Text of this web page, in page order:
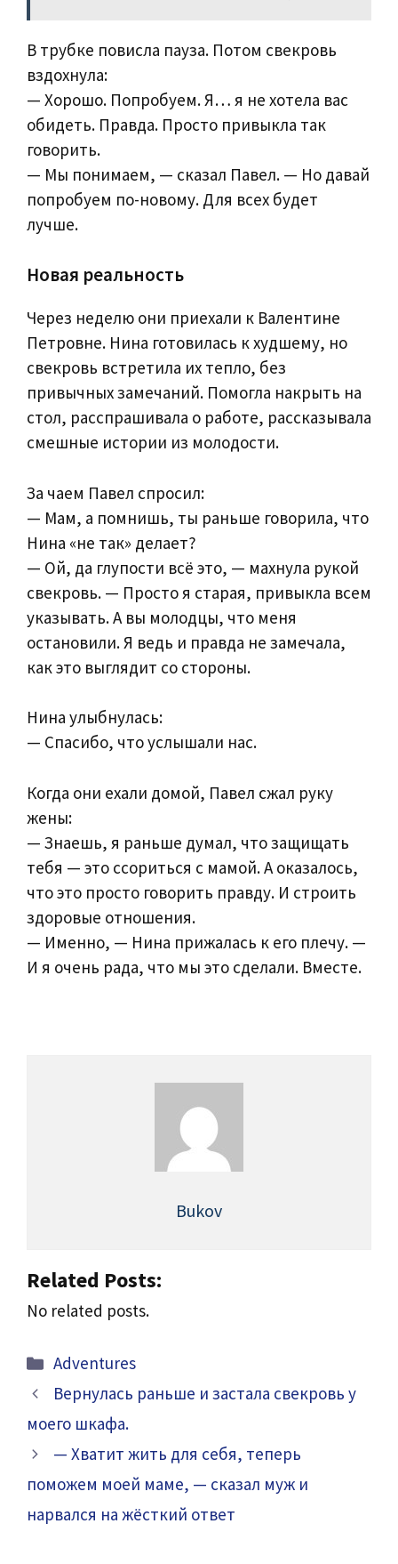
В трубке повисла пауза. Потом свекровь
вздохнула:
— Хорошо. Попробуем. Я… я не хотела вас
обидеть. Правда. Просто привыкла так
говорить.
— Мы понимаем, — сказал Павел. — Но давай
попробуем по-новому. Для всех будет
лучше.
Новая реальность
Через неделю они приехали к Валентине
Петровне. Нина готовилась к худшему, но
свекровь встретила их тепло, без
привычных замечаний. Помогла накрыть на
стол, расспрашивала о работе, рассказывала
смешные истории из молодости.
За чаем Павел спросил:
— Мам, а помнишь, ты раньше говорила, что
Нина «не так» делает?
— Ой, да глупости всё это, — махнула рукой
свекровь. — Просто я старая, привыкла всем
указывать. А вы молодцы, что меня
остановили. Я ведь и правда не замечала,
как это выглядит со стороны.
Нина улыбнулась:
— Спасибо, что услышали нас.
Когда они ехали домой, Павел сжал руку
жены:
— Знаешь, я раньше думал, что защищать
тебя — это ссориться с мамой. А оказалось,
что это просто говорить правду. И строить
здоровые отношения.
— Именно, — Нина прижалась к его плечу. —
И я очень рада, что мы это сделали. Вместе.
Bukov
Related Posts:
No related posts.
Categories
Adventures
Вернулась раньше и застала свекровь у
моего шкафа.
— Хватит жить для себя, теперь
поможем моей маме, — сказал муж и
нарвался на жёсткий ответ